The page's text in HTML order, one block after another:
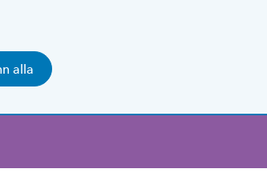
alla